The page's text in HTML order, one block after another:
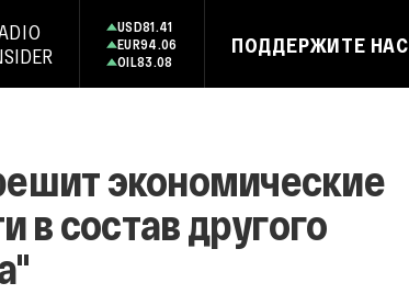
USD81.41
EUR94.06
OIL83.08
ПОДДЕРЖИТЕ НАС
экономические
в состав другого